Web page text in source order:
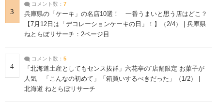
3
コメント数： 7
兵庫県の「ケーキ」の名店10選！ 一番うまいと思う店はどこ？
【7月12日は「デコレーションケーキの日」！】（2/4） | 兵庫県
ねとらぼリサーチ：2ページ目
4
コメント数： 5
「北海道土産としてもセンス抜群」六花亭の“店舗限定”お菓子が
人気 「こんなの初めて」「箱買いするべきだった」（1/2） |
北海道 ねとらぼリサーチ